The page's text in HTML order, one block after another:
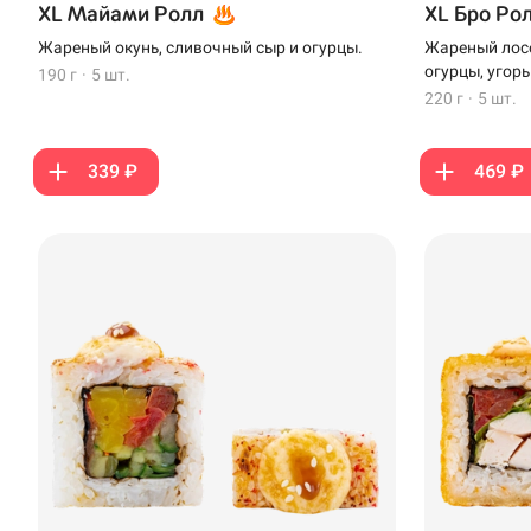
XL Майами Ролл
Жареный окунь, сливочный сыр и огурцы.
190 г · 5 шт.
339 ₽
XL Бро
Жареный
огурцы,
220 г · 5 шт.
469 ₽